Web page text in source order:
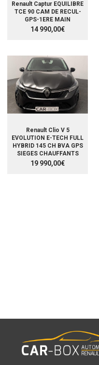
Renault Captur EQUILIBRE
TCE 90 CAM DE RECUL-
GPS-1ERE MAIN
14 990,00€
Renault Clio V 5
EVOLUTION E-TECH FULL
HYBRID 145 CH BVA GPS
SIEGES CHAUFFANTS
19 990,00€